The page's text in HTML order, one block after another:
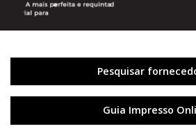
Pesquisar
Guia Impresso